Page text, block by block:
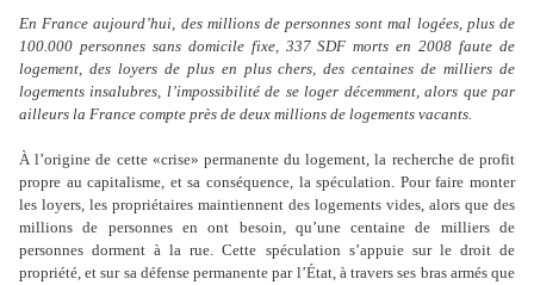
En France aujourd’hui, des millions de personnes sont mal logées, plus de
100.000 personnes sans domicile fixe, 337 SDF morts en 2008 faute de
logement, des loyers de plus en plus chers, des centaines de milliers de
logements insalubres, l’impossibilité de se loger décemment, alors que par
ailleurs la France compte près de deux millions de logements vacants.
À l’origine de cette «crise» permanente du logement, la recherche de profit
propre au capitalisme, et sa conséquence, la spéculation. Pour faire monter
les loyers, les propriétaires maintiennent des logements vides, alors que des
millions de personnes en ont besoin, qu’une centaine de milliers de
personnes dorment à la rue. Cette spéculation s’appuie sur le droit de
propriété, et sur sa défense permanente par l’État, à travers ses bras armés que